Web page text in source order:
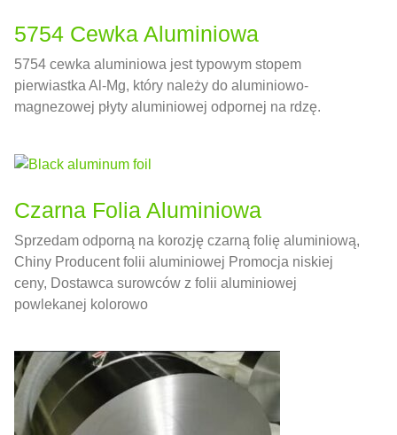
5754 Cewka Aluminiowa
5754 cewka aluminiowa jest typowym stopem
pierwiastka Al-Mg, który należy do aluminiowo-
magnezowej płyty aluminiowej odpornej na rdzę.
Czarna Folia Aluminiowa
Sprzedam odporną na korozję czarną folię aluminiową,
Chiny Producent folii aluminiowej Promocja niskiej
ceny, Dostawca surowców z folii aluminiowej
powlekanej kolorowo